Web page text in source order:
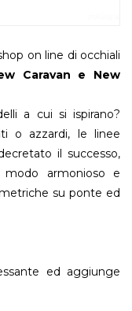
on line di occhiali
Caravan e New
a cui si ispirano?
o azzardi, le linee
il successo,
armonioso e
su ponte ed
ed aggiunge